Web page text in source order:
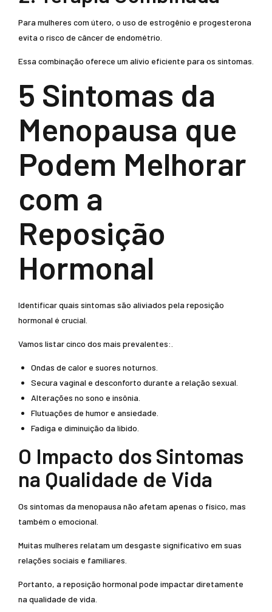
Para mulheres com útero, o uso de estrogênio e progesterona
evita o risco de câncer de endométrio.
Essa combinação oferece um alívio eficiente para os sintomas.
5 Sintomas da
Menopausa que
Podem Melhorar
com a
Reposição
Hormonal
Identificar quais sintomas são aliviados pela reposição
hormonal é crucial.
Vamos listar cinco dos mais prevalentes:.
Ondas de calor e suores noturnos.
Secura vaginal e desconforto durante a relação sexual.
Alterações no sono e insônia.
Flutuações de humor e ansiedade.
Fadiga e diminuição da libido.
O Impacto dos Sintomas
na Qualidade de Vida
Os sintomas da menopausa não afetam apenas o físico, mas
também o emocional.
Muitas mulheres relatam um desgaste significativo em suas
relações sociais e familiares.
Portanto, a reposição hormonal pode impactar diretamente
na qualidade de vida.